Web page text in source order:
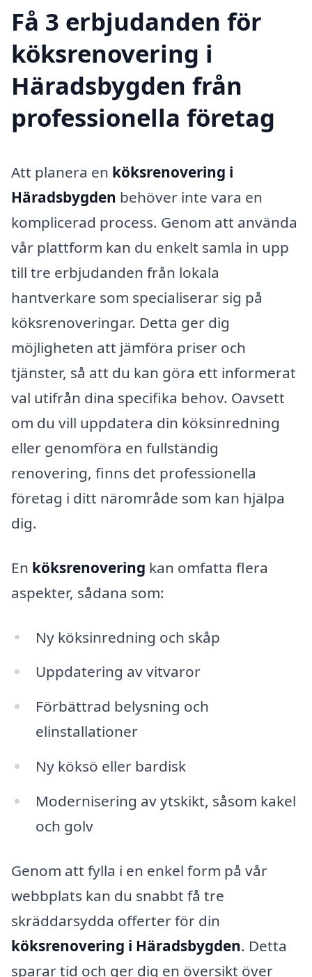
Få 3 erbjudanden för
köksrenovering i
Häradsbygden från
professionella företag
Att planera en köksrenovering i
Häradsbygden behöver inte vara en
komplicerad process. Genom att använda
vår plattform kan du enkelt samla in upp
till tre erbjudanden från lokala
hantverkare som specialiserar sig på
köksrenoveringar. Detta ger dig
möjligheten att jämföra priser och
tjänster, så att du kan göra ett informerat
val utifrån dina specifika behov. Oavsett
om du vill uppdatera din köksinredning
eller genomföra en fullständig
renovering, finns det professionella
företag i ditt närområde som kan hjälpa
dig.
En köksrenovering kan omfatta flera
aspekter, sådana som:
Ny köksinredning och skåp
Uppdatering av vitvaror
Förbättrad belysning och
elinstallationer
Ny köksö eller bardisk
Modernisering av ytskikt, såsom kakel
och golv
Genom att fylla i en enkel form på vår
webbplats kan du snabbt få tre
skräddarsydda offerter för din
köksrenovering i Häradsbygden. Detta
sparar tid och ger dig en översikt över